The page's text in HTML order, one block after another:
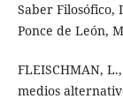
Saber Filosófico,
Ponce de León,
FLEISCHMAN,
medios